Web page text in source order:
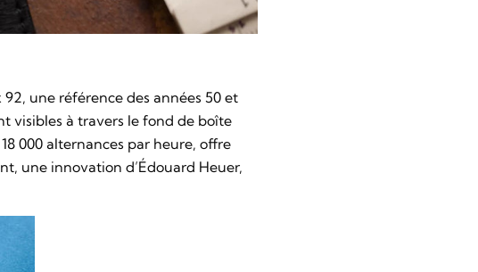
une référence des années 50 et
visibles à travers le fond de boîte
000 alternances par heure, offre
une innovation d’Édouard Heuer,